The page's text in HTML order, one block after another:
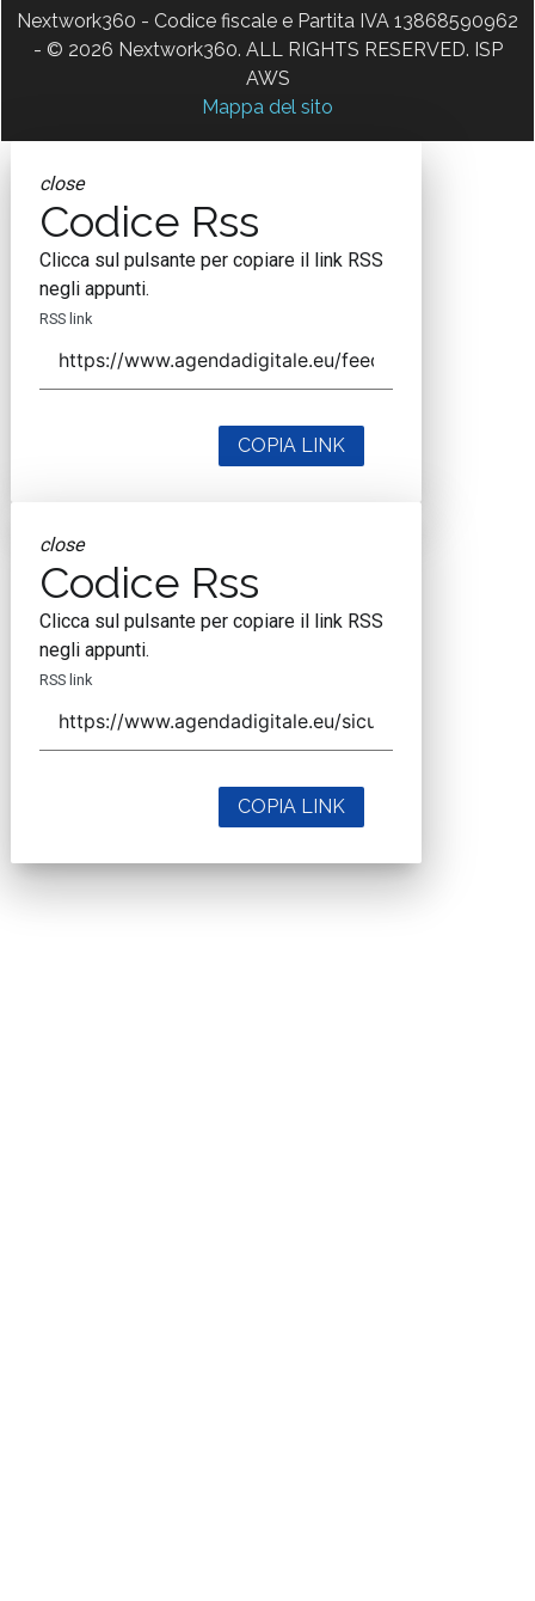
Nextwork360 - Codice fiscale e Partita IVA 13868590962
- © 2026 Nextwork360. ALL RIGHTS RESERVED. ISP
AWS
Mappa del sito
close
Codice Rss
Clicca sul pulsante per copiare il link RSS
negli appunti.
RSS link
COPIA LINK
close
Codice Rss
Clicca sul pulsante per copiare il link RSS
negli appunti.
RSS link
COPIA LINK